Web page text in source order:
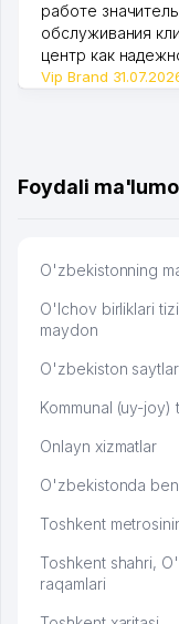
работе
обслуживания
центр как
Vip Brand
Foydali
O'zbekistonning
O'lchov birliklari
maydon
O'zbekiston
Kommunal (uy-joy)
Onlayn xizmatlar
O'zbekistonda
Toshkent
Toshkent shahri,
raqamlari